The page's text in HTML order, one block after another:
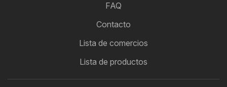
FAQ
Contacto
Lista de comercios
Lista de productos